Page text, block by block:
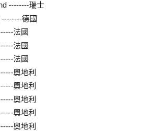
--------瑞士
德國
法國
法國
法國
奧地利
奧地利
奧地利
奧地利
奧地利